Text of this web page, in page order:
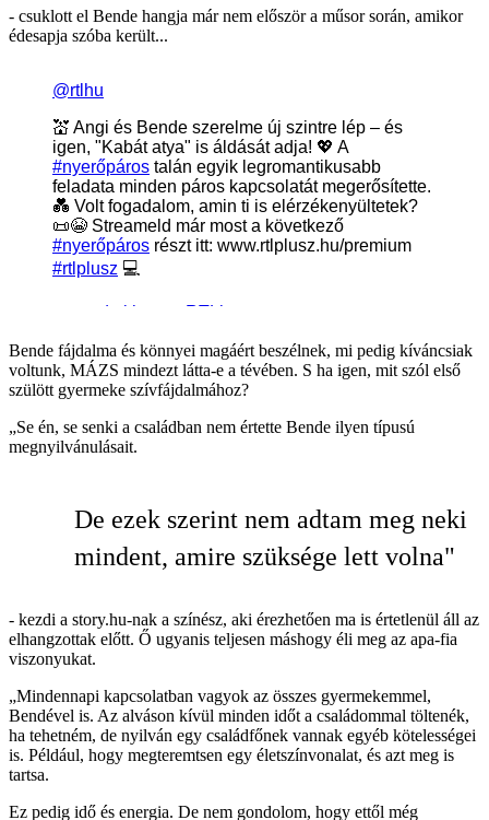
- csuklott el Bende hangja már nem először a műsor során, amikor
édesapja szóba került...
Bende fájdalma és könnyei magáért beszélnek, mi pedig kíváncsiak
voltunk, MÁZS mindezt látta-e a tévében. S ha igen, mit szól első
szülött gyermeke szívfájdalmához?
„Se én, se senki a családban nem értette Bende ilyen típusú
megnyilvánulásait.
De ezek szerint nem adtam meg neki
mindent, amire szüksége lett volna"
- kezdi a story.hu-nak a színész, aki érezhetően ma is értetlenül áll az
elhangzottak előtt. Ő ugyanis teljesen máshogy éli meg az apa-fia
viszonyukat.
„Mindennapi kapcsolatban vagyok az összes gyermekemmel,
Bendével is. Az alváson kívül minden időt a családommal töltenék,
ha tehetném, de nyilván egy családfőnek vannak egyéb kötelességei
is. Például, hogy megteremtsen egy életszínvonalat, és azt meg is
tartsa.
Ez pedig idő és energia. De nem gondolom, hogy ettől még